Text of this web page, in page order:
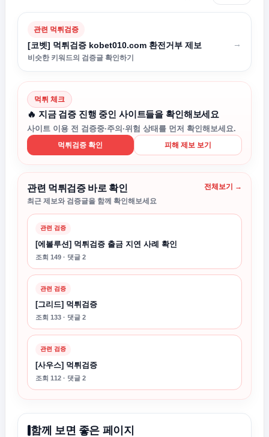
관련 먹튀검증
[코벳] 먹튀검증 kobet010.com 환전거부 제보
비슷한 키워드의 검증글 확인하기
→
먹튀 체크
🔥 지금 검증 진행 중인 사이트들을 확인해보세요
사이트 이용 전 검증중·주의·위험 상태를 먼저 확인해보세요.
먹튀검증 확인 피해 제보 보기
관련 먹튀검증 바로 확인
최근 제보와 검증글을 함께 확인해보세요
전체보기 →
관련 검증
[에볼루션] 먹튀검증 출금 지연 사례 확인
조회 149 · 댓글 2
관련 검증
[그리드] 먹튀검증
조회 133 · 댓글 2
관련 검증
[사우스] 먹튀검증
조회 112 · 댓글 2
함께 보면 좋은 페이지